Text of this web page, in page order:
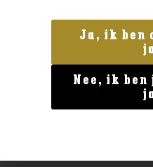
Italië
Epicuro Rosato
8,99
Ja, ik ben
Nee, ik ben